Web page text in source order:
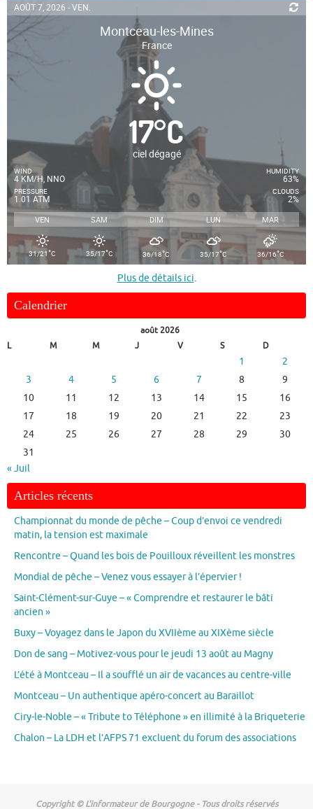
AOÛT 7, 2026 - VEN.
Montceau-les-Mines
France
17°C
ciel dégagé
WIND
4 KM/H, NNO
PRESSURE
1.01 ATM
HUMIDITY
63%
CLOUDS
2%
VEN SAM DIM LUN MAR
31/21°C 35/17°C 36/18°C 35/17°C 36/16°C
Plus de détails ici.
Calendrier
août 2026
L
M M J V S D
1
2
3
4 5 6 7 8
9
10
11 12 13 14 15
16
17
18 19 20 21 22
23
24
25 26 27 28 29
30
31
« Juil
Articles récents
Championnat du monde de pêche – Coup d’envoi ce vendredi
matin, la tension est maximale
Rencontre – Quand les bois de Pouilloux réveillent les monstres
Mondial de pêche – Venez vous essayer à l’épervier !
Saint-Clément-sur-Guye – « Comprendre et restaurer le bâti
ancien »
Buxy – Voyagez dans le Japon du XVIIème au XIXème siècle
Don de sang – Motivez-vous pour le jeudi 13 août au Magny
L’été à Montceau – Il a soufflé un air de vacances au centre-ville
Montceau – Un authentique apéro-concert au Baraillot
Ciry-le-Noble – « Tribute to Téléphone » en illimité à la Briqueterie
Chalon – La LDH et l’AFPS 71 excluent du forum des associations
Copyright © L'informateur de Bourgogne - Tous droits réservés